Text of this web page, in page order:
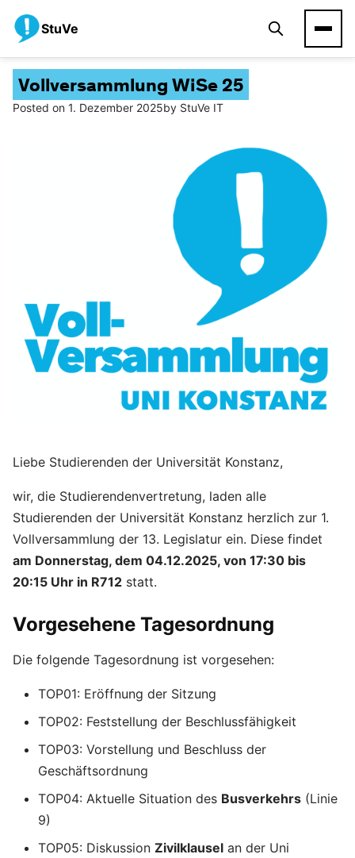
StuVe
Vollversammlung WiSe 25
Posted on 1. Dezember 2025by StuVe IT
Liebe Studierenden der Universität Konstanz,
wir, die Studierendenvertretung, laden alle
Studierenden der Universität Konstanz herzlich zur 1.
Vollversammlung der 13. Legislatur ein. Diese findet
am Donnerstag, dem 04.12.2025, von 17:30 bis
20:15 Uhr in R712 statt.
Vorgesehene Tagesordnung
Die folgende Tagesordnung ist vorgesehen:
TOP01: Eröffnung der Sitzung
TOP02: Feststellung der Beschlussfähigkeit
TOP03: Vorstellung und Beschluss der
Geschäftsordnung
TOP04: Aktuelle Situation des Busverkehrs (Linie
9)
TOP05: Diskussion Zivilklausel an der Uni